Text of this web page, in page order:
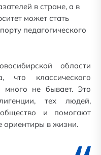
в стране, а в
может стать
педагогического
области
что классического
много не бывает. Это
тех людей,
и помогают
ориентиры в жизни.